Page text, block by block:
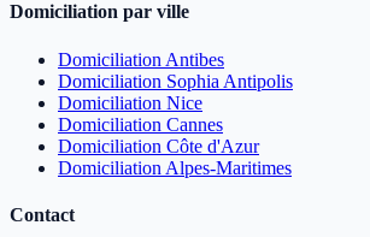
Domiciliation par ville
Domiciliation Antibes
Domiciliation Sophia Antipolis
Domiciliation Nice
Domiciliation Cannes
Domiciliation Côte d'Azur
Domiciliation Alpes-Maritimes
Contact